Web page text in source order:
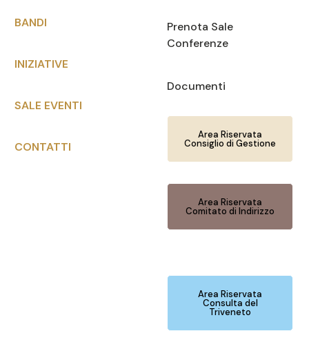
BANDI
INIZIATIVE
SALE EVENTI
CONTATTI
Prenota Sale
Conferenze
Documenti
Area Riservata
Consiglio di Gestione
Area Riservata
Comitato di Indirizzo
Area Riservata
Consulta del
Triveneto